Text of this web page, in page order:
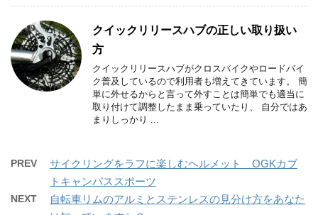
クイックリリースハブの正しい取り扱い
方
クイックリリースハブがクロスバイクやロードバイ
ク普及しているので利用者も増えてきています。 簡
単に外せるからと言って外すことは簡単でも適当に
取り付けて調整したまま乗っていたり、 自分ではあ
まりしっかり ...
PREV
サイクリングをラフに楽しむヘルメット OGKカブ
トキャンバススポーツ
NEXT
自転車リムのアルミとステンレスの見分け方をあなた